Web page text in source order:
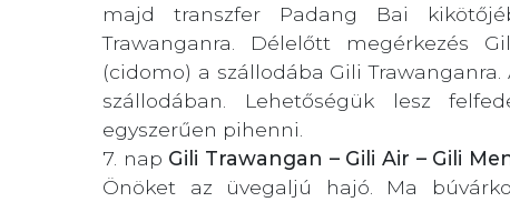
majd transzfer Padang Bai
Trawanganra. Délelőtt megérkezés
(cidomo) a szállodába Gili
szállodában. Lehetőségük lesz
egyszerűen pihenni.
7. nap Gili Trawangan – Gili Air – Gili
Önöket az üvegaljú hajó. Ma